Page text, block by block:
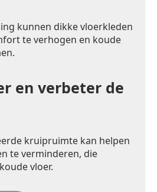
kunnen dikke vloerkleden
te verhogen en koude
en verbeter de
kruipruimte kan helpen
te verminderen, die
vloer.